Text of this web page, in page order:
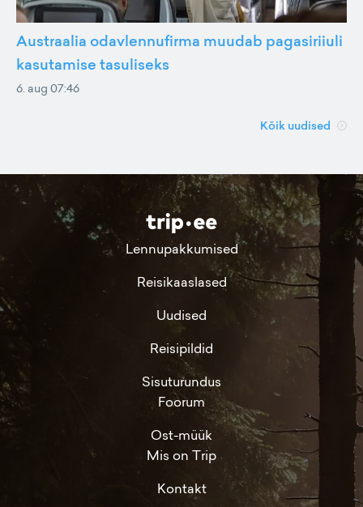
Austraalia odavlennufirma muudab pagasiriiuli
kasutamise tasuliseks
6. aug 07:46
Kõik uudised
Lennupakkumised
Reisikaaslased
Uudised
Reisipildid
Sisuturundus
Foorum
Ost-müük
Mis on Trip
Kontakt